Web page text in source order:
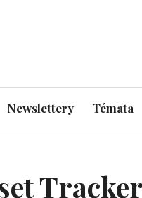
Newslettery Témata